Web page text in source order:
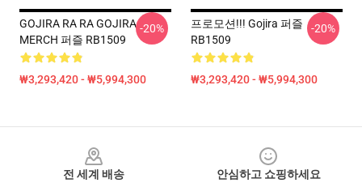
GOJIRA RA RA GOJIRA
MERCH 퍼즐 RB1509
₩3,293,420 - ₩5,994,300
-20%
프로모션!!! Gojira 퍼즐
RB1509
₩3,293,420 - ₩5,994,300
-20%
전 세계 배송
안심하고 쇼핑하세요